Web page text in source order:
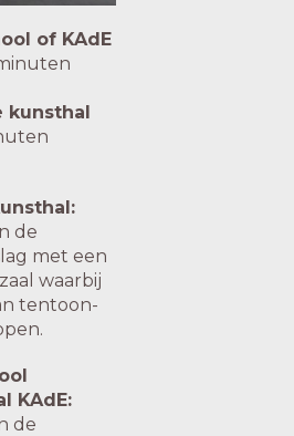
of KAdE
kunsthal
de
met een
zaal waarbij
tentoon-
KAdE:
de